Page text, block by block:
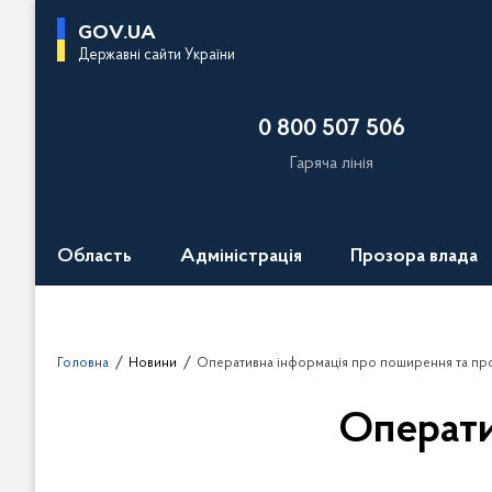
GOV.UA
Державні сайти України
0 800 507 506
Гаряча лінія
Область Адміністрація Прозора влада
Головна Новини Оперативна інформація про поширення та